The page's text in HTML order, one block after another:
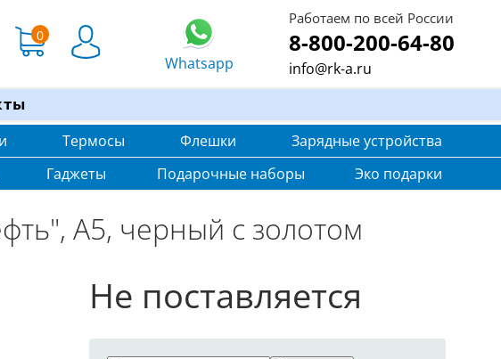
0
Whatsapp
Работаем по всей России
8-800-200-64-80
info@rk-a.ru
Термосы Флешки
Зарядные устройства
Гаджеты Подарочные наборы Эко подарки
А5, черный с золотом
Не поставляется